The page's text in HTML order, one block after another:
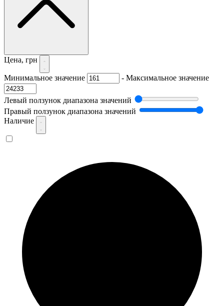
Цена, грн
Минимальное значение - Максимальное значение
Левый ползунок диапазона значений
Правый ползунок диапазона значений
Наличие